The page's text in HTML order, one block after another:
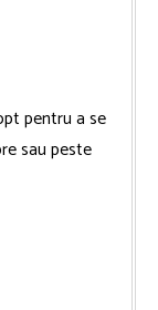
pentru a se
sau peste